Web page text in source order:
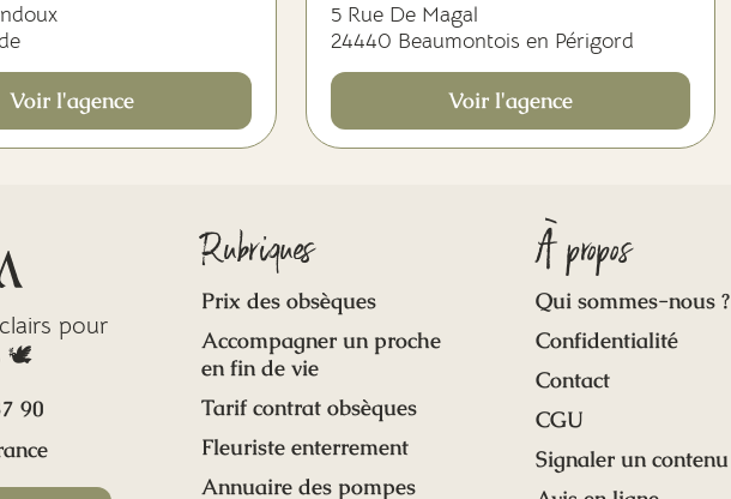
Voir l'agence
5 Rue De Magal
24440 Beaumontois en Périgord
Voir l'agence
pour
🕊️
90
Rubriques
Prix des obsèques
Accompagner un proche
en fin de vie
Tarif contrat obsèques
Fleuriste enterrement
Annuaire des pompes
À propos
Qui sommes-nous ?
Confidentialité
Contact
CGU
Signaler un contenu